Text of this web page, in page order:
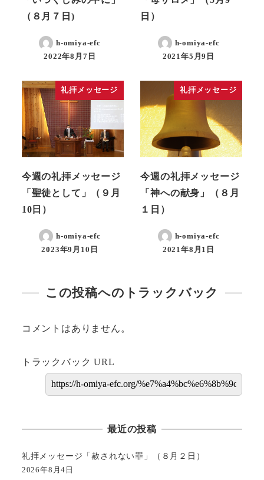
（８月７日)
h-omiya-efc
2022年8月7日
日）
h-omiya-efc
2021年5月9日
礼拝メッセージ
今週の礼拝メッセージ
「聖徒として」（９月
10日）
h-omiya-efc
2023年9月10日
礼拝メッセージ
今週の礼拝メッセージ
「神への献身」（８月
１日）
h-omiya-efc
2021年8月1日
この投稿へのトラックバック
コメントはありません。
トラックバック URL
最近の投稿
礼拝メッセージ「赦されない罪」（８月２日）
2026年8月4日